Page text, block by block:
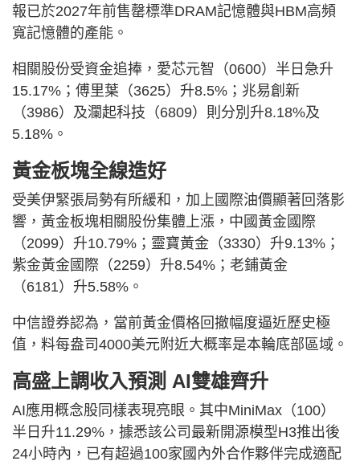
報已於2027年前售罄標準DRAM記憶體與HBM高頻
寬記憶體的產能。
相關股份受資金追捧，愛芯元智（0600）半日急升
15.17%；傅里葉（3625）升8.5%；兆易創新
（3986）及瀾起科技（6809）則分別升8.18%及
5.18%。
黃金板塊全線造好
受美伊緊張局勢有所緩和，加上國際油價顯著回落影
響，黃金板塊相關股份集體上漲，中國黃金國際
（2099）升10.79%；靈寶黃金（3330）升9.13%；
紫金黃金國際（2259）升8.54%；老鋪黃金
（6181）升5.58%。
中信證券認為，當前黃金價格回撤幅度逼近歷史極
值，料每盎司4000美元附近大概率是本輪底部區域。
高盛上調收入預測 AI雙雄齊升
AI應用概念股同樣表現亮眼。其中MiniMax（100）
半日升11.29%，據悉該公司最新開源模型H3推出後
24小時內，已有超過100家國內外合作夥伴完成適配